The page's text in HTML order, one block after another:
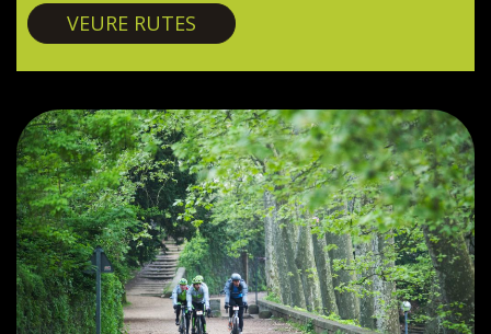
VEURE RUTES Vies verdes